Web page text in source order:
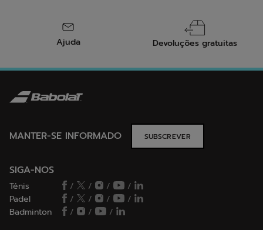
Ajuda Devoluções gratuitas
MANTER-SE INFORMADO SUBSCREVER
SIGA-NOS
Ténis / / /
/
Padel
/ / /
/
Badminton
/ / /